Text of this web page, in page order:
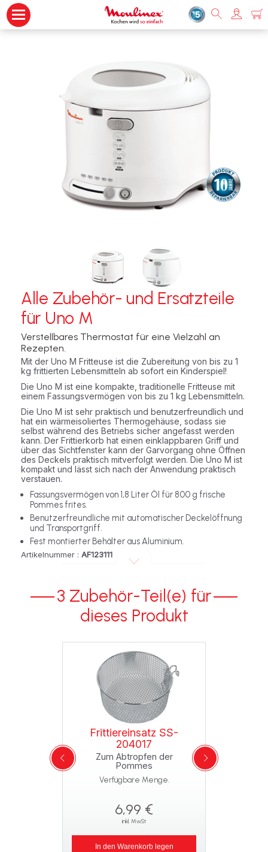
Alle Zubehör- und Ersatzteile
für Uno M
Verstellbares Thermostat für eine Vielzahl an
Rezepten.
Mit der Uno M Fritteuse ist die Zubereitung von bis zu 1
kg frittierten Lebensmitteln ab sofort ein Kinderspiel!
Die Uno M ist eine kompakte, traditionelle Fritteuse mit
einem Fassungsvermögen von bis zu 1 kg Lebensmitteln.
Die Uno M ist sehr praktisch und benutzerfreundlich und
hat ein wärmeisoliertes Thermogehäuse, sodass sie
selbst während des Betriebs sicher angefasst werden
kann. Der Frittierkorb hat einen einklappbaren Griff und
über das Sichtfenster kann der Garvorgang ohne Öffnen
des Deckels praktisch mitverfolgt werden. Die Uno M ist
kompakt und lässt sich nach der Anwendung praktisch
verstauen.
Fassungsvermögen von 1,8 Liter Öl für 800 g frische
Pommes frites.
Benutzerfreundliche mit automatischer Deckelöffnung
und Transportgriff.
Fest montierter Behälter aus Aluminium.
Artikelnummer : AF123111
3 Zubehör-Teil(e) für
dieses Produkt
Frittiereinsatz SS-
204017
Zum Abtropfen der
Pommes
Verfügbare Menge.
6,99 €
inkl. MwSt
In den Warenkorb legen